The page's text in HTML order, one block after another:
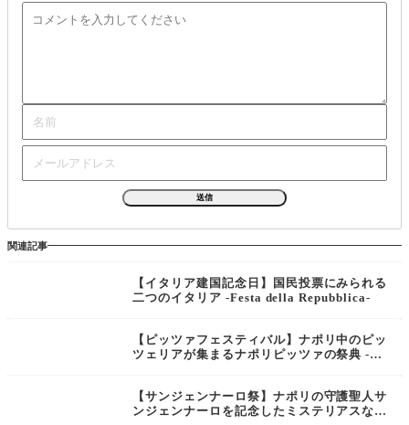
関連記事
【イタリア建国記念日】国民投票にみられる
二つのイタリア -Festa della Repubblica-
【ピッツァフェスティバル】ナポリ中のピッ
ツェリアが集まるナポリピッツァの祭典 -Na
【サンジェンナーロ祭】ナポリの守護聖人サ
ンジェンナーロを記念したミステリアスなお